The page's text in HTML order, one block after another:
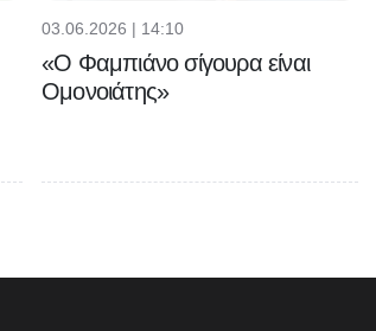
03.06.2026 | 14:10
«Ο Φαμπιάνο σίγουρα είναι
Ομονοιάτης»